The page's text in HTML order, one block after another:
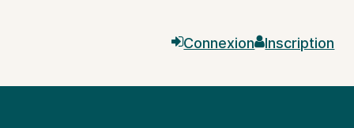
ConnexionInscription